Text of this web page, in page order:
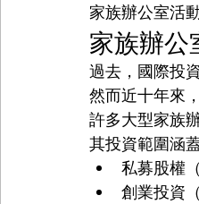
家族辦公室活
家族辦公
過去，國際投
然而近十年來
許多大型家族
其投資範圍涵
私募股權
創業投資